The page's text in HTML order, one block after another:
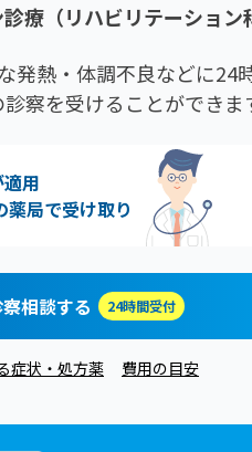
療（リハビリテーション
熱・体調不良などに24
察を受けることができま
用
局で受け取り
相談する 24時間受付
症状・処方薬 費用の目安